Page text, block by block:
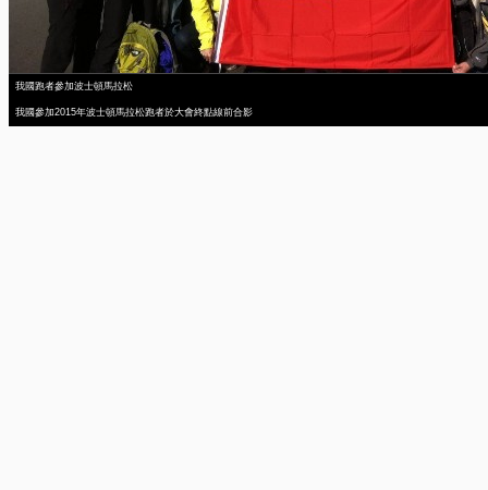
我國跑者參加波士頓馬拉松
我國參加2015年波士頓馬拉松跑者於大會終點線前合影